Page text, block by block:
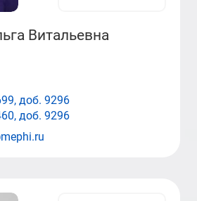
Витальевна
доб. 9296
доб. 9296